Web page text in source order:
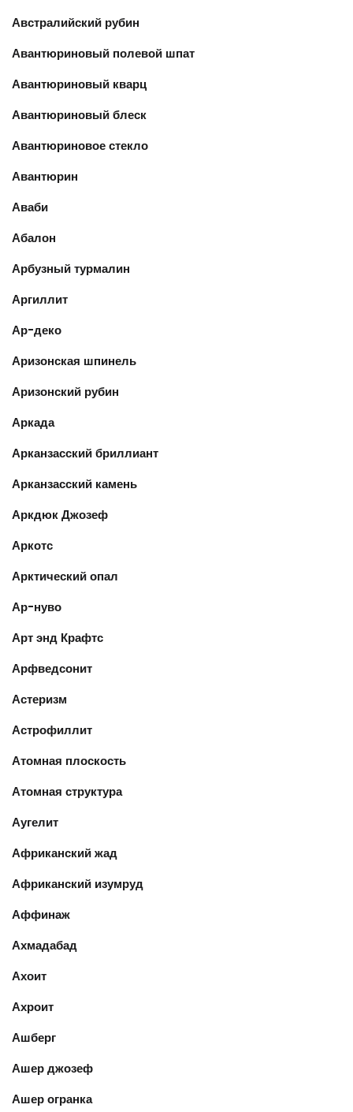
Австралийский рубин
Авантюриновый полевой шпат
Авантюриновый кварц
Авантюриновый блеск
Авантюриновое стекло
Авантюрин
Аваби
Абалон
Арбузный турмалин
Аргиллит
Ар-деко
Аризонская шпинель
Аризонский рубин
Аркада
Арканзасский бриллиант
Арканзасский камень
Аркдюк Джозеф
Аркотс
Арктический опал
Ар-нуво
Арт энд Крафтс
Арфведсонит
Астеризм
Астрофиллит
Атомная плоскость
Атомная структура
Аугелит
Африканский жад
Африканский изумруд
Аффинаж
Ахмадабад
Ахоит
Ахроит
Ашберг
Ашер джозеф
Ашер огранка